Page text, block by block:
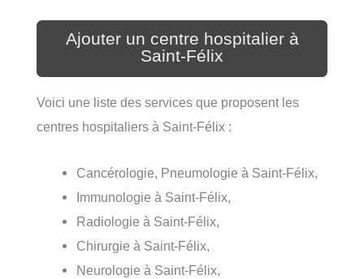
Ajouter un centre hospitalier à
Saint-Félix
Voici une liste des services que proposent les
centres hospitaliers à Saint-Félix :
Cancérologie, Pneumologie à Saint-Félix,
Immunologie à Saint-Félix,
Radiologie à Saint-Félix,
Chirurgie à Saint-Félix,
Neurologie à Saint-Félix,